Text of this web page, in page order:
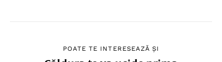
POATE TE INTERESEAZĂ ȘI